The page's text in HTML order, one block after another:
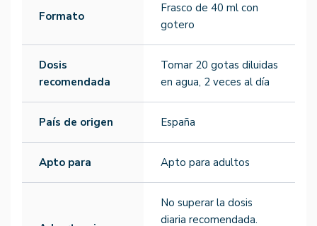
Formato
Frasco de 40 ml con
gotero
Dosis
recomendada
Tomar 20 gotas diluidas
en agua, 2 veces al día
País de origen España
Apto para Apto para adultos
No superar la dosis
diaria recomendada.